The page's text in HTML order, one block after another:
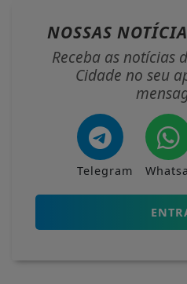
NOSSAS
Receba as notícias
Cidade no seu
Telegram